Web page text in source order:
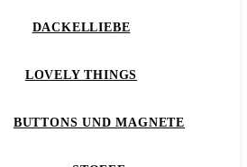
DACKELLIEBE
LOVELY THINGS
BUTTONS UND MAGNETE